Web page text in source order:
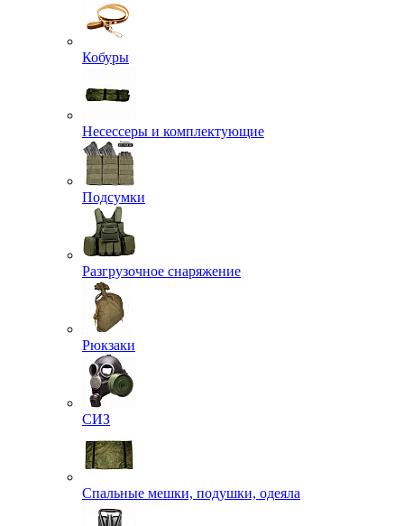
Кобуры
Несессеры и комплектующие
Подсумки
Разгрузочное снаряжение
Рюкзаки
СИЗ
Спальные мешки, подушки, одеяла